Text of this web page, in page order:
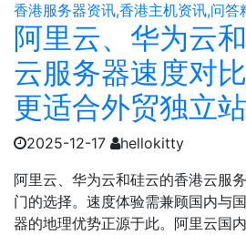
香港服务器资讯,香港主机资讯,问答
阿里云、华为云
云服务器速度对
更适合外贸独立
2025-12-17
hellokitty
阿里云、华为云和硅云的香港云服
门的选择。速度体验需兼顾国内与
器的地理优势正源于此。阿里云国